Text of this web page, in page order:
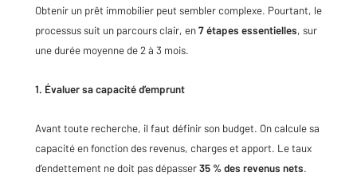
Obtenir un prêt immobilier peut sembler complexe. Pourtant, le
processus suit un parcours clair, en7 étapes essentielles, sur
une durée moyenne de 2 à 3 mois.
1. Évaluer sa capacité d’emprunt
Avant toute recherche, il faut définir son budget. On calcule sa
capacité en fonction des revenus, charges et apport. Le taux
d’endettement ne doit pas dépasser35 % des revenus nets.